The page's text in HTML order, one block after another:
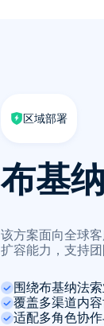
区域部署
布基
该方案面向全球
扩容能力，支持
围绕布基纳法
覆盖多渠道内
适配多角色协